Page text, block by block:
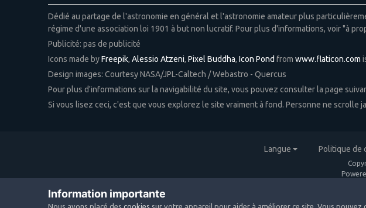
Dédié au partage de l'astronomie en général et l'astronomie amateur plus
régime d'une association loi 1901 à but non lucratif. Pour plus d'informations, voir "à
Publicité: pas de publicité
Icons made byFreepik, Alessio Atzeni, Pixel Buddha, Icon Pond from www.flaticon.com
Design images: Courtesy NASA/JPL-Caltech / Webastro - Quercus
Pour plus d'informations sur la navigabilité du site, vous pouvez consulter la page
Si vous lisez ceci, c'est que vous explorez le site vraiment à fond. Personne ne scrolle
Langue Politique de
Information importante
Nous avons placé descookies sur votre appareil pour aider à améliorer ce site. Vous pouvez